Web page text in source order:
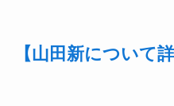
【山田新について